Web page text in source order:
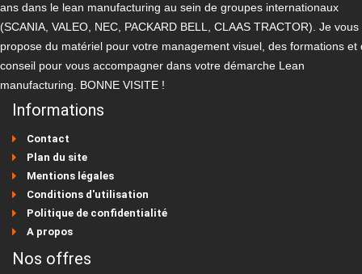
ans dans le lean manufacturing au sein de groupes internationaux
(SCANIA, VALEO, NEC, PACKARD BELL, CLAAS TRACTOR). Je vous
propose du matériel pour votre management visuel, des formations et
conseil pour vous accompagner dans votre démarche Lean
manufacturing. BONNE VISITE !
Informations
Contact
Plan du site
Mentions légales
Conditions d'utilisation
Politique de confidentialité
A propos
Nos offres